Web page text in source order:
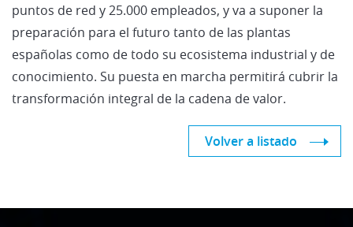
puntos de red y 25.000 empleados, y va a suponer la
preparación para el futuro tanto de las plantas
españolas como de todo su ecosistema industrial y de
conocimiento. Su puesta en marcha permitirá cubrir la
transformación integral de la cadena de valor.
Volver a listado